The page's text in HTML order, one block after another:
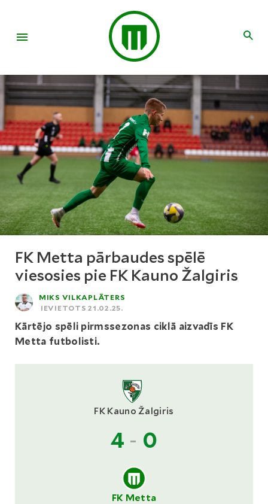
FK Metta pārbaudes spēlē
viesosies pie FK Kauno Žalgiris
MIKS VILKAPLĀTERS
IEVIETOTS 21.02.25.
Kārtējo spēli pirmssezonas ciklā aizvadīs FK
Metta futbolisti.
FK Kauno Žalgiris
4 - 0
FK Metta